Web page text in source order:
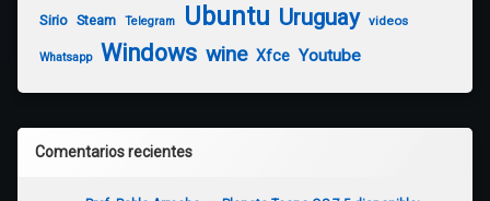
Sirio Steam Telegram Ubuntu Uruguay videos
Whatsapp Windows wine Xfce Youtube
Comentarios recientes